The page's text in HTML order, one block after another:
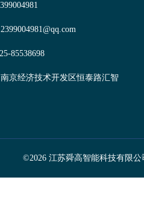
85538698
京经济技术开发区恒泰路汇智
©2026 江苏舜高智能科技有限